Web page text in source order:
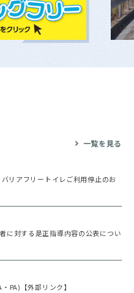
一覧を見る
リアフリートイレご利用停止のお
に対する是正指導内容の公表につい
PA)【外部リンク】